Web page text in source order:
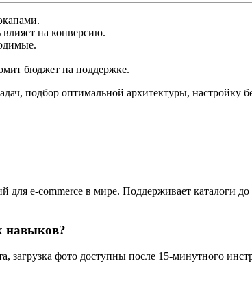
на конверсию.
бюджет на поддержке.
подбор оптимальной архитектуры,
e-commerce в мире. Поддерживает каталоги
навыков?
загрузка фото доступны после 15-минутного